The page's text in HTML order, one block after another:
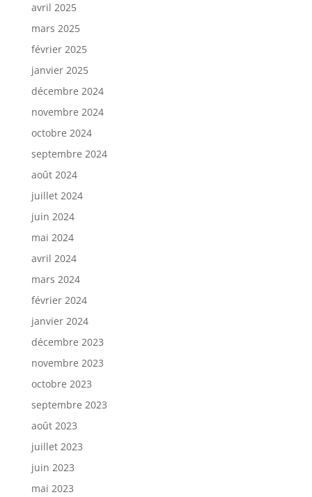
avril 2025
mars 2025
février 2025
janvier 2025
décembre 2024
novembre 2024
octobre 2024
septembre 2024
août 2024
juillet 2024
juin 2024
mai 2024
avril 2024
mars 2024
février 2024
janvier 2024
décembre 2023
novembre 2023
octobre 2023
septembre 2023
août 2023
juillet 2023
juin 2023
mai 2023